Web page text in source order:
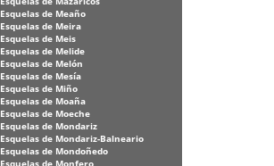
Esquelas de Meaño
Esquelas de Meira
Esquelas de Meis
Esquelas de Melide
Esquelas de Melón
Esquelas de Mesía
Esquelas de Miño
Esquelas de Moaña
Esquelas de Moeche
Esquelas de Mondariz
Esquelas de Mondariz-Balneario
Esquelas de Mondoñedo
Esquelas de Monfero